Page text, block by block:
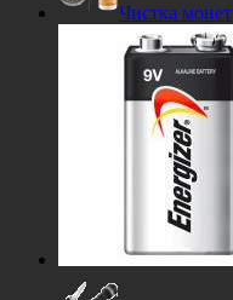
Чистка монет